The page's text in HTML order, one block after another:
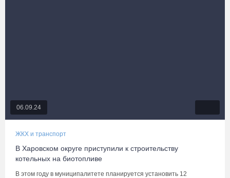
06.09.24
ЖКХ и транспорт
В Харовском округе приступили к строительству
котельных на биотопливе
В этом году в муниципалитете планируется установить 12